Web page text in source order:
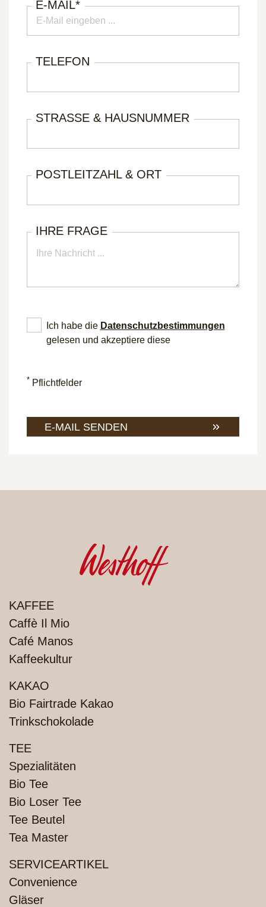
E-MAIL*
TELEFON
STRASSE & HAUSNUMMER
POSTLEITZAHL & ORT
IHRE FRAGE
Ich habe die Datenschutz­bestimmungen
gelesen und akzeptiere diese
* Pflichtfelder
E-MAIL SENDEN
PRODUKTE
KAFFEE
Caffè Il Mio
Café Manos
Kaffeekultur
KAKAO
Bio Fairtrade Kakao
Trinkschokolade
TEE
Spezialitäten
Bio Tee
Bio Loser Tee
Tee Beutel
Tea Master
SERVICEARTIKEL
Convenience
Gläser